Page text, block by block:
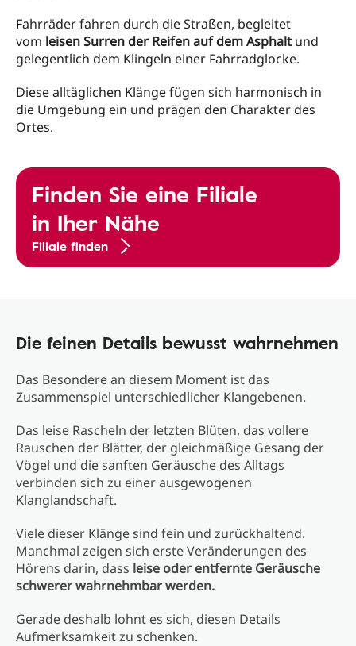
Fahrräder fahren durch die Straßen, begleitet
vom leisen Surren der Reifen auf dem Asphalt und
gelegentlich dem Klingeln einer Fahrradglocke.
Diese alltäglichen Klänge fügen sich harmonisch in
die Umgebung ein und prägen den Charakter des
Ortes.
Finden Sie eine Filiale
in Iher Nähe
Filiale finden
Die feinen Details bewusst wahrnehmen
Das Besondere an diesem Moment ist das
Zusammenspiel unterschiedlicher Klangebenen.
Das leise Rascheln der letzten Blüten, das vollere
Rauschen der Blätter, der gleichmäßige Gesang der
Vögel und die sanften Geräusche des Alltags
verbinden sich zu einer ausgewogenen
Klanglandschaft.
Viele dieser Klänge sind fein und zurückhaltend.
Manchmal zeigen sich erste Veränderungen des
Hörens darin, dass leise oder entfernte Geräusche
schwerer wahrnehmbar werden.
Gerade deshalb lohnt es sich, diesen Details
Aufmerksamkeit zu schenken.